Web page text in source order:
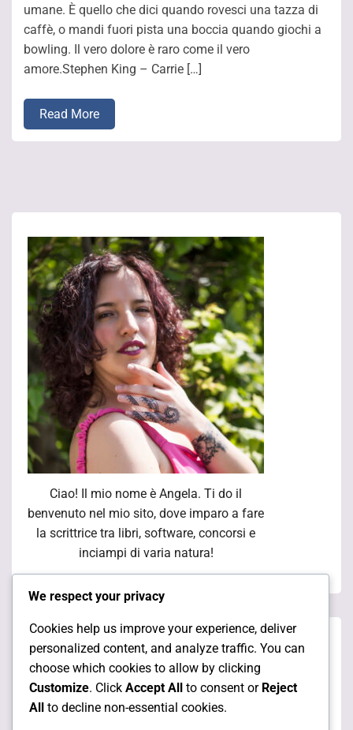
umane. È quello che dici quando rovesci una tazza di
caffè, o mandi fuori pista una boccia quando giochi a
bowling. Il vero dolore è raro come il vero
amore.Stephen King – Carrie […]
Read More
Ciao! Il mio nome è Angela. Ti do il
benvenuto nel mio sito, dove imparo a fare
la scrittrice tra libri, software, concorsi e
inciampi di varia natura!
Pagine
Chi sono
We respect your privacy
Cookies help us improve your experience, deliver
personalized content, and analyze traffic. You can
choose which cookies to allow by clicking
Customize. Click Accept All to consent or Reject
All to decline non-essential cookies.